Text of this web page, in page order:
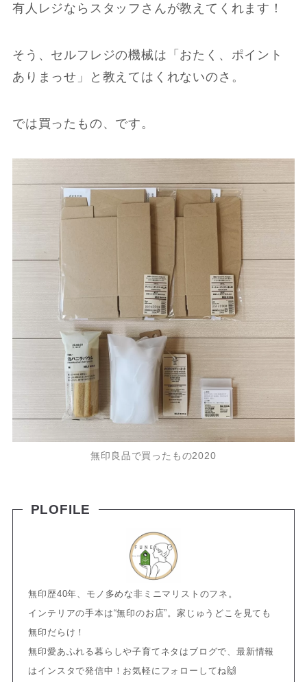
有人レジならスタッフさんが教えてくれます！
そう、セルフレジの機械は「おたく、ポイント
ありまっせ」と教えてはくれないのさ。
では買ったもの、です。
無印良品で買ったもの2020
PLOFILE
無印歴40年、モノ多めな非ミニマリストのフネ。
インテリアの手本は“無印のお店”。家じゅうどこを見ても
無印だらけ！
無印愛あふれる暮らしや子育てネタはブログで、最新情報
はインスタで発信中！お気軽にフォローしてね🙌